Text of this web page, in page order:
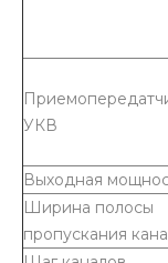
УКВ
Выходная
Ширина полосы
пропускания